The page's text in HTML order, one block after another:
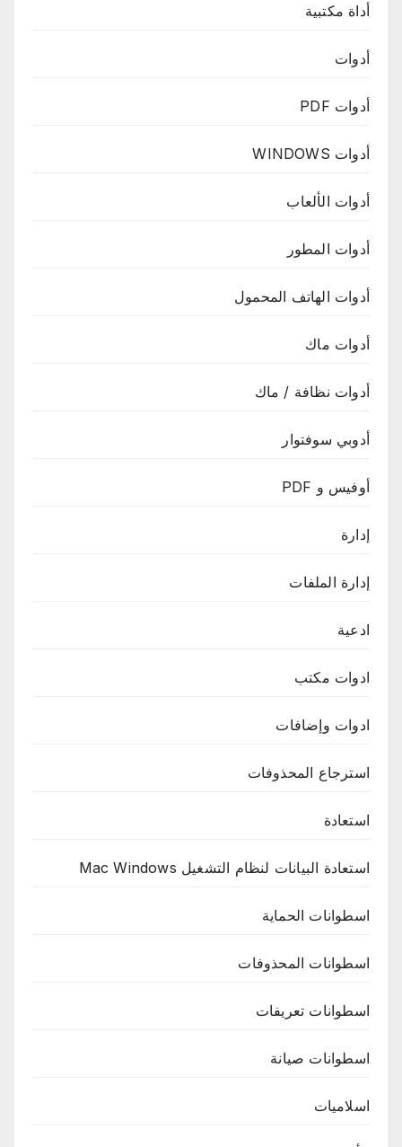
أداة مكتبية
أدوات
أدوات PDF
أدوات WINDOWS
أدوات الألعاب
أدوات المطور
أدوات الهاتف المحمول
أدوات ماك
أدوات نظافة / ماك
أدوبي سوفتوار
أوفيس و PDF
إدارة
إدارة الملفات
ادعية
ادوات مكتب
ادوات وإضافات
استرجاع المحذوفات
استعادة
استعادة البيانات لنظام التشغيل Mac Windows
اسطوانات الحماية
اسطوانات المحذوفات
اسطوانات تعريفات
اسطوانات صيانة
اسلاميات